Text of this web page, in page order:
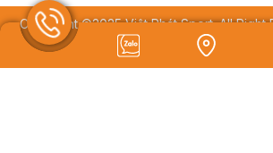
sản phẩm hoạt động ổn định trên
Tính thẩm mỹ cao:
Thiết kế
góp phần làm đẹp cảnh quan môi
Copyright ©2025 Việt Phát Sport. All Right
WebMIMA
| Hôm nay: 636